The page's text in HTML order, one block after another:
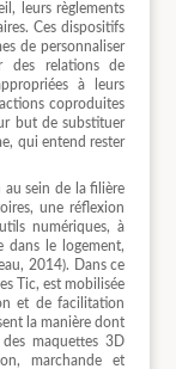
leurs règlements
Ces dispositifs
de personnaliser
des relations de
à leurs
coproduites
but de substituer
qui entend rester
au sein de la filière
une réflexion
numériques, à
dans le logement,
2014). Dans ce
Tic, est mobilisée
et de facilitation
la manière dont
maquettes 3D
marchande et